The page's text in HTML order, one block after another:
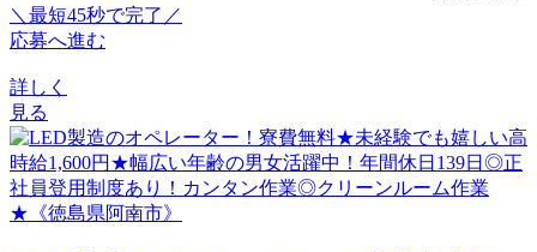
＼最短45秒で完了／
応募へ進む
詳しく
見る